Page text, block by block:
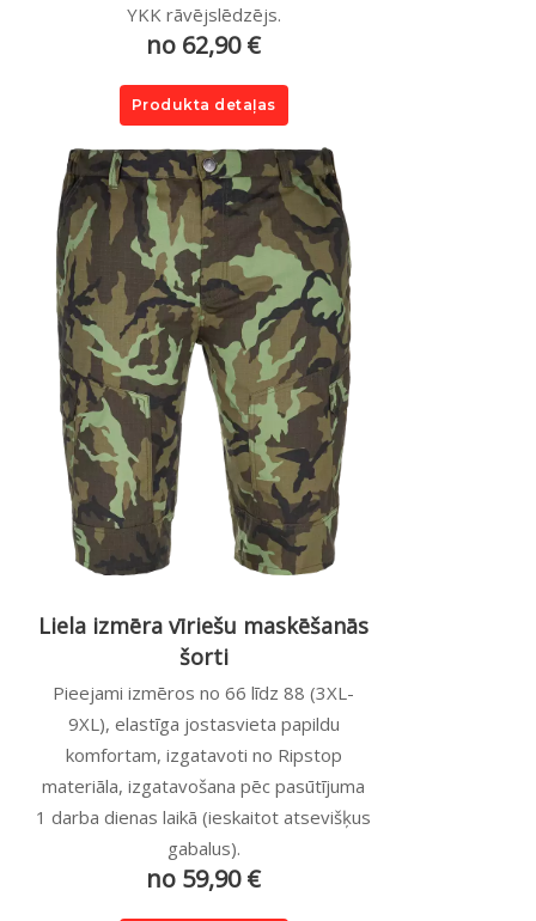
YKK rāvējslēdzējs.
no 62,90 €
Produkta detaļas
Liela izmēra vīriešu maskēšanās
šorti
Pieejami izmēros no 66 līdz 88 (3XL-
9XL), elastīga jostasvieta papildu
komfortam, izgatavoti no Ripstop
materiāla, izgatavošana pēc pasūtījuma
1 darba dienas laikā (ieskaitot atsevišķus
gabalus).
no 59,90 €